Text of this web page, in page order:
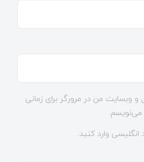
و وبسایت من در مرورگر برای زمانی
می‌نویسم.
انگلیسی وارد کنید: